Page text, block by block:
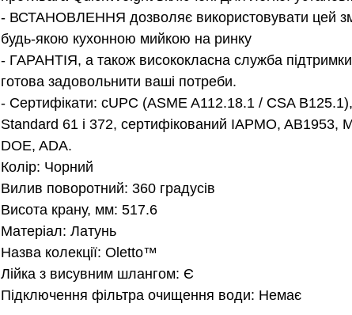
- ВСТАНОВЛЕННЯ дозволяє використовувати цей
будь-якою кухонною мийкою на ринку
- ГАРАНТІЯ, а також висококласна служба підтримки
готова задовольнити ваші потреби.
- Сертифікати: cUPC (ASME A112.18.1 / CSA
Standard 61 і 372, сертифікований IAPMO, AB1953,
DOE, ADA.
Колір: Чорний
Вилив поворотний: 360 градусів
Висота крану, мм: 517.6
Матеріал: Латунь
Назва колекції: Oletto™
Лійка з висувним шлангом: Є
Підключення фільтра очищення води: Немає